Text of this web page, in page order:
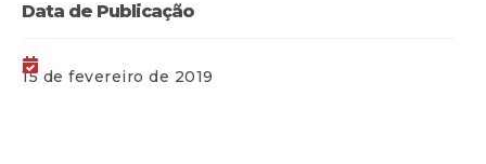
Data de Publicação
15 de fevereiro de 2019